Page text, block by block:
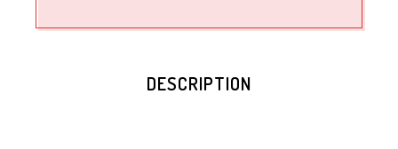
DESCRIPTION